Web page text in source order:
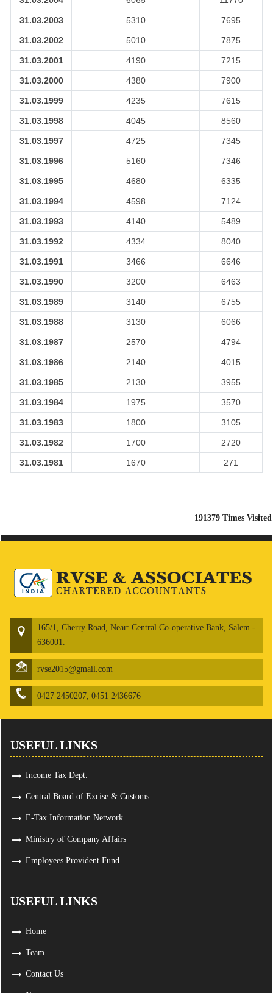
31.03.2003 5310 7695
31.03.2002 5010 7875
31.03.2001 4190 7215
31.03.2000 4380 7900
31.03.1999 4235 7615
31.03.1998 4045 8560
31.03.1997 4725 7345
31.03.1996 5160 7346
31.03.1995 4680 6335
31.03.1994 4598 7124
31.03.1993 4140 5489
31.03.1992 4334 8040
31.03.1991 3466 6646
31.03.1990 3200 6463
31.03.1989 3140 6755
31.03.1988 3130 6066
31.03.1987 2570 4794
31.03.1986 2140 4015
31.03.1985 2130 3955
31.03.1984 1975 3570
31.03.1983 1800 3105
31.03.1982 1700 2720
31.03.1981 1670 271
191379 Times Visited
165/1, Cherry Road, Near: Central Co-operative Bank, Salem -
636001.
rvse2015@gmail.com
0427 2450207, 0451 2436676
USEFUL LINKS
Income Tax Dept.
Central Board of Excise & Customs
E-Tax Information Network
Ministry of Company Affairs
Employees Provident Fund
USEFUL LINKS
Home
Team
Contact Us